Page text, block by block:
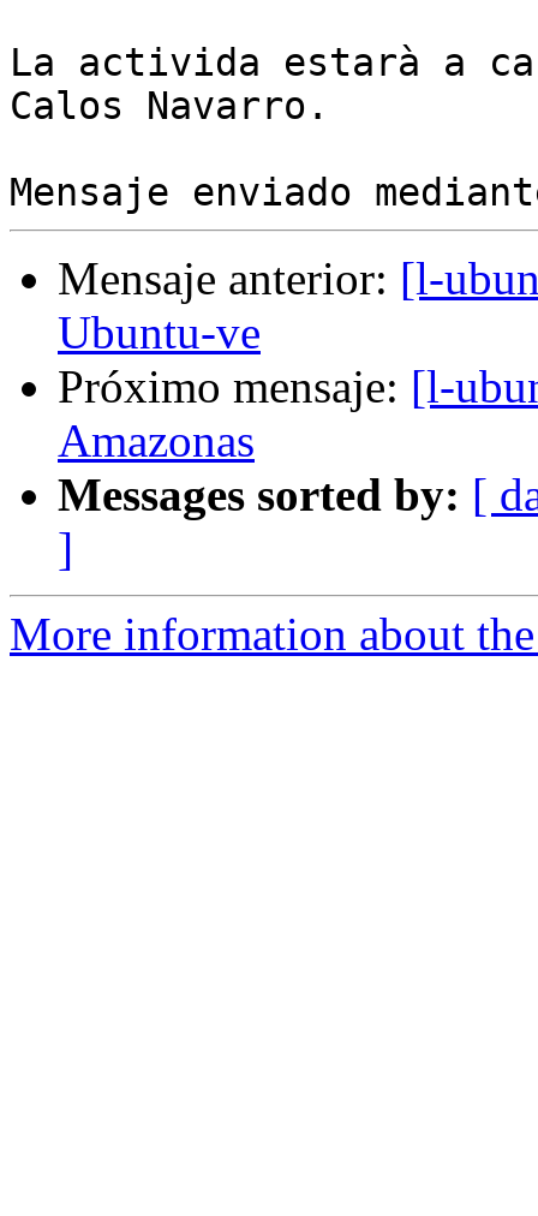
La activida estarà a
Calos Navarro.
Mensaje anterior: [l-
Ubuntu-ve
Próximo mensaje: [l-
Amazonas
Messages sorted by: [
]
More information about